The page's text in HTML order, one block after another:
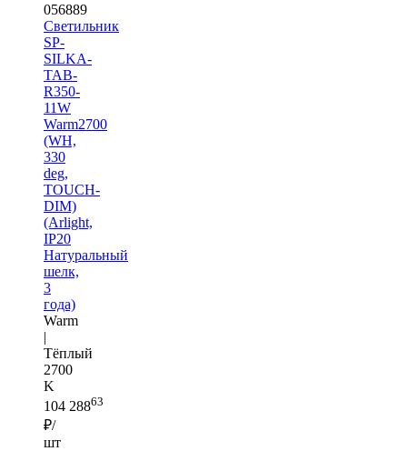
056889
Светильник
SP-
SILKA-
TAB-
R350-
11W
Warm2700
(WH,
330
deg,
TOUCH-
DIM)
(Arlight,
IP20
Натуральный
шелк,
3
года)
Warm
|
Тёплый
2700
K
104 28863
₽/
шт